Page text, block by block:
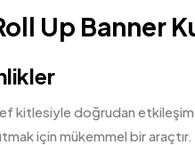
Up Banner
kitlesiyle doğrudan
için mükemmel bir